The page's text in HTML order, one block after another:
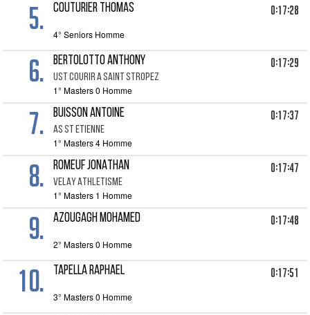
5. COUTURIER THOMAS 0:17:28
4° Seniors Homme
6. BERTOLOTTO ANTHONY
UST COURIR A SAINT STROPEZ
0:17:29
1° Masters 0 Homme
7. BUISSON ANTOINE
AS ST ETIENNE
0:17:37
1° Masters 4 Homme
8. ROMEUF JONATHAN
VELAY ATHLETISME
0:17:47
1° Masters 1 Homme
9. AZOUGAGH MOHAMED 0:17:48
2° Masters 0 Homme
10. TAPELLA RAPHAEL 0:17:51
3° Masters 0 Homme